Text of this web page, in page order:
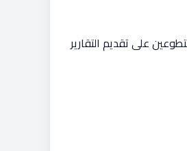
على تقديم التقارير